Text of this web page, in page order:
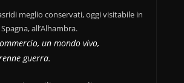
meglio conservati, oggi visitabile in
Spagna, all’Alhambra.
un mondo vivo,
guerra.